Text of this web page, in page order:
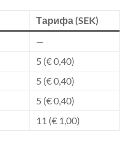
Тарифа (SEK)
—
5 (€ 0,40)
5 (€ 0,40)
5 (€ 0,40)
11 (€ 1,00)